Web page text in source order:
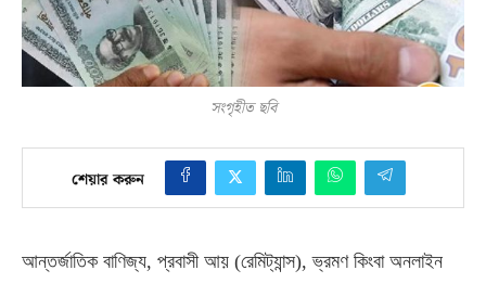
সংগৃহীত ছবি
শেয়ার করুন
আন্তর্জাতিক বাণিজ্য, প্রবাসী আয় (রেমিট্যান্স),ভ্রমণ কিংবা অনলাইন